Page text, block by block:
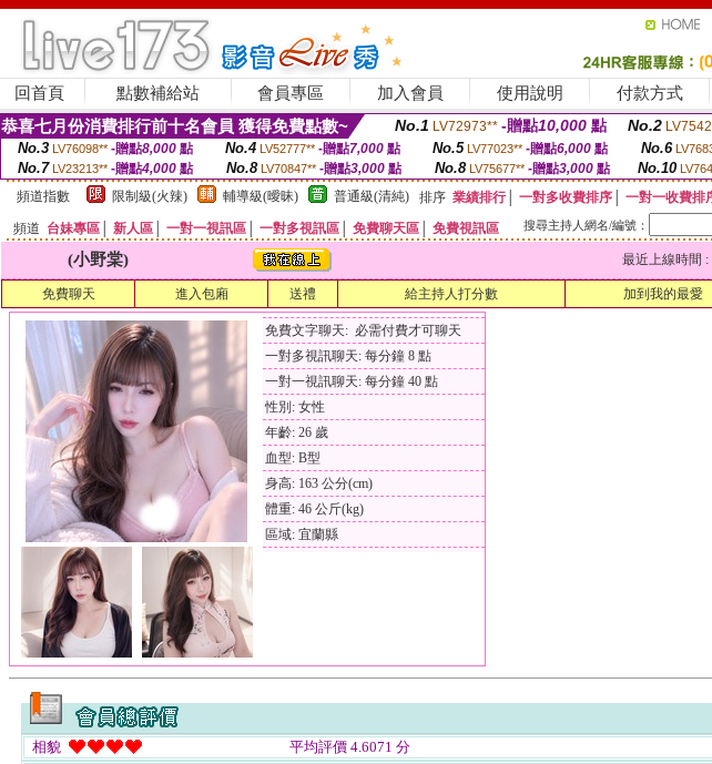
回首頁 點數補給站 會員專區 加入會員 使用說明 付款方式
恭喜七月份消費排行前十名會員 獲得免費點數~ No.1 LV72973** -贈點10,000 點 No.2
No.3 LV76098** -贈點8,000點 No.4 LV52777** -贈點7,000點 No.5 LV77023** -贈點6,000點 No.6
No.7 LV23213** -贈點4,000 點 No.8 LV70847** -贈點3,000 點 No.8 LV75677** -贈點3,000點 No.10
頻道指數
限制級(火辣) 輔導級(曖昧) 普通級(清純) 排序 業績排行│ 一對多收費排序
一對一收費排
頻道 台妹專區 新人區 一對一視訊區 一對多視訊區 免費聊天區 免費視訊區 搜尋主持人網名/編號：
(小野棠) 最近上線時間 :
免費聊天 進入包廂 送禮 給主持人打分數 加到我的最愛
免費文字聊天: 必需付費才可聊天
一對多視訊聊天: 每分鐘 8 點
一對一視訊聊天: 每分鐘 40 點
性別: 女性
年齡: 26 歲
血型: B型
身高: 163 公分(cm)
體重: 46 公斤(kg)
區域: 宜蘭縣
相貌
平均評價 4.6071 分